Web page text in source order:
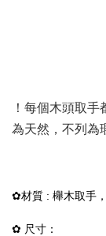
！每個木頭取
為天然，不列為
✿材質 : 櫸木取手
✿ 尺寸 ：